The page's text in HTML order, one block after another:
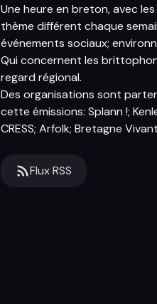
Une heure en breton, avec
thème différent chaque
événements sociaux;
Qui concernent les
regard régional.
Des organisations sont
cette émissions: Splann !;
CRESS; Arfolk; Bretagne
Flux RSS